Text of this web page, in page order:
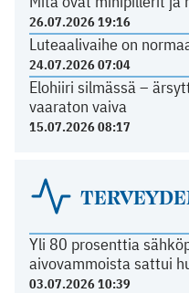
26.07.2026 19:16
Luteaalivaihe on
24.07.2026 07:04
Elohiiri silmässä –
vaaraton vaiva
15.07.2026 08:17
Yli 80 prosenttia
aivovammoista sattui
03.07.2026 10:39